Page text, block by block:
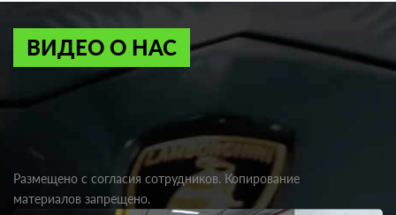
ВИДЕО О НАС
Размещено с согласия сотрудников. Копирование
материалов запрещено.